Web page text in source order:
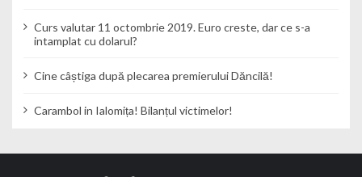
Curs valutar 11 octombrie 2019. Euro creste, dar ce s-a
intamplat cu dolarul?
Cine câștiga după plecarea premierului Dăncilă!
Carambol in Ialomița! Bilanțul victimelor!